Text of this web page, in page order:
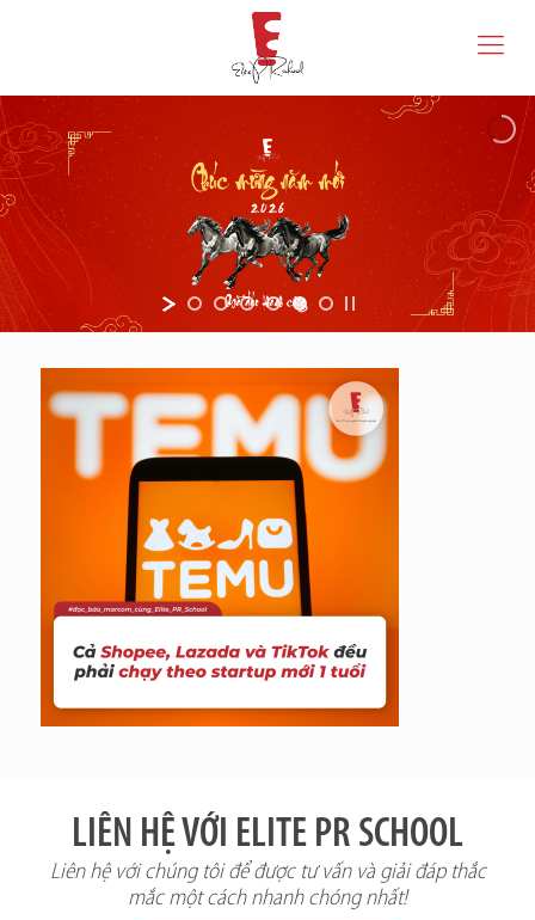
LIÊN HỆ VỚI ELITE PR SCHOOL
Liên hệ với chúng tôi để được tư vấn và giải đáp thắc
mắc một cách nhanh chóng nhất!